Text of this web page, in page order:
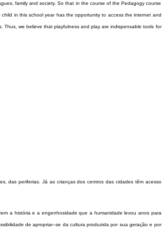
family and society. So that in the course of the Pedagogy course
in this school year has the opportunity to access the internet and
Thus, we believe that playfulness and play are indispensable tools for
das periferias. Já as crianças dos centros das cidades têm acesso
a história e a engenhosidade que a humanidade levou anos para
de apropriar–se da cultura produzida por sua geração e por